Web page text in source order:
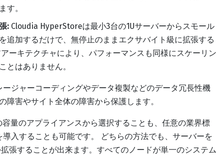
す。
: Cloudia HyperStoreは最小3台の1Uサーバーからスモール
追加するだけで、無停止のままエクサバイト級に拡張する
ーキテクチャにより、パフォーマンスも同様にスケーリン
とはありません。
ージャーコーディングやデータ複製などのデータ冗長性機
害やサイト全体の障害から保護します。
容量のアプライアンスから選択することも、任意の業界標
入することも可能です。 どちらの方法でも、サーバーを
張することが出来ます。すべてのノードが単一のシステム